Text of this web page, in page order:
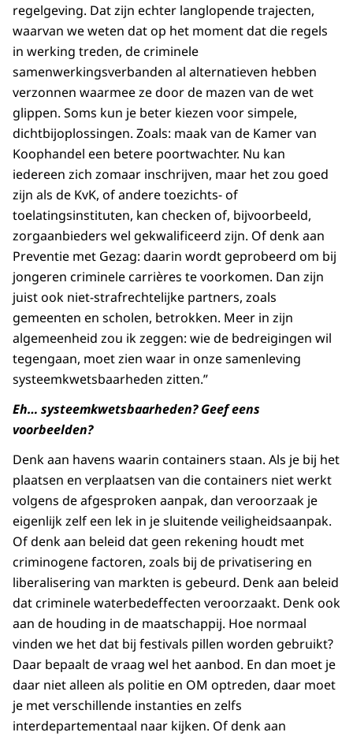
regelgeving. Dat zijn echter langlopende trajecten,
waarvan we weten dat op het moment dat die regels
in werking treden, de criminele
samenwerkingsverbanden al alternatieven hebben
verzonnen waarmee ze door de mazen van de wet
glippen. Soms kun je beter kiezen voor simpele,
dichtbijoplossingen. Zoals: maak van de Kamer van
Koophandel een betere poortwachter. Nu kan
iedereen zich zomaar inschrijven, maar het zou goed
zijn als de KvK, of andere toezichts- of
toelatingsinstituten, kan checken of, bijvoorbeeld,
zorgaanbieders wel gekwalificeerd zijn. Of denk aan
Preventie met Gezag: daarin wordt geprobeerd om bij
jongeren criminele carrières te voorkomen. Dan zijn
juist ook niet-strafrechtelijke partners, zoals
gemeenten en scholen, betrokken. Meer in zijn
algemeenheid zou ik zeggen: wie de bedreigingen wil
tegengaan, moet zien waar in onze samenleving
systeemkwetsbaarheden zitten.”
Eh… systeemkwetsbaarheden? Geef eens
voorbeelden?
Denk aan havens waarin containers staan. Als je bij het
plaatsen en verplaatsen van die containers niet werkt
volgens de afgesproken aanpak, dan veroorzaak je
eigenlijk zelf een lek in je sluitende veiligheidsaanpak.
Of denk aan beleid dat geen rekening houdt met
criminogene factoren, zoals bij de privatisering en
liberalisering van markten is gebeurd. Denk aan beleid
dat criminele waterbedeffecten veroorzaakt. Denk ook
aan de houding in de maatschappij. Hoe normaal
vinden we het dat bij festivals pillen worden gebruikt?
Daar bepaalt de vraag wel het aanbod. En dan moet je
daar niet alleen als politie en OM optreden, daar moet
je met verschillende instanties en zelfs
interdepartementaal naar kijken. Of denk aan